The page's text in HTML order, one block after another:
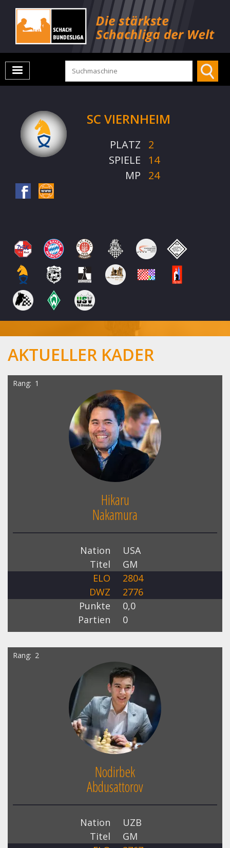
SC VIERNHEIM
PLATZ
2
SPIELE
14
MP
24
AKTUELLER KADER
Rang 1
Hikaru
Nakamura
Nation
USA
Titel
GM
ELO
2804
DWZ
2776
Punkte
0,0
Partien
0
Rang 2
Nodirbek
Abdusattorov
Nation
UZB
Titel
GM